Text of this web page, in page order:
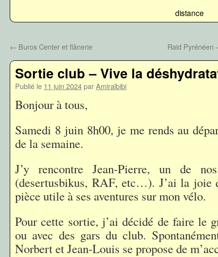
distance
← Buros Center et flânerie Raid Pyrénéen
Sortie club – Vive la
Publié le 11 juin 2024parAmiralbibi
Bonjour à tous,
Samedi 8 juin 8h00, je me rends au
de la semaine.
J’y rencontre Jean-Pierre, un de
(desertusbikus, RAF, etc…). J’ai la joie
pièce utile à ses aventures sur mon vélo.
Pour cette sortie, j’ai décidé de faire le
ou avec des gars du club.
Norbert et Jean-Louis se propose de